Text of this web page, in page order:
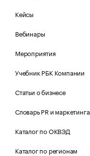
Кейсы
Вебинары
Мероприятия
Учебник РБК Компании
Статьи о бизнесе
Словарь PR и маркетинга
Каталог по ОКВЭД
Каталог по регионам